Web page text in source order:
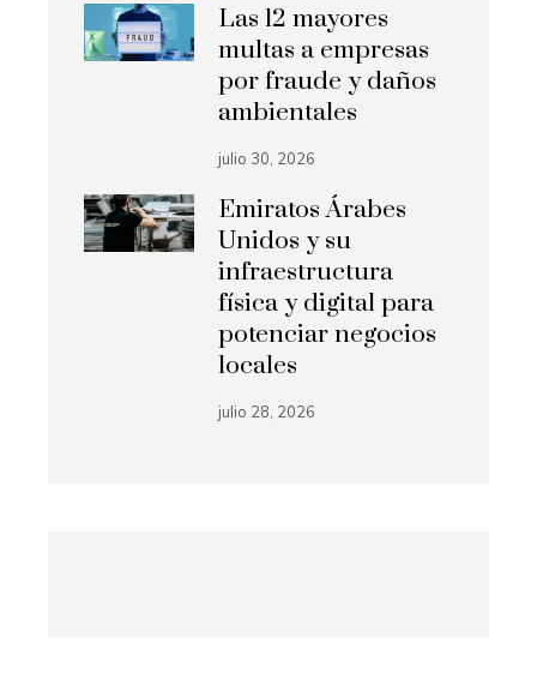
Las 12 mayores
multas a empresas
por fraude y daños
ambientales
julio 30, 2026
Emiratos Árabes
Unidos y su
infraestructura
física y digital para
potenciar negocios
locales
julio 28, 2026